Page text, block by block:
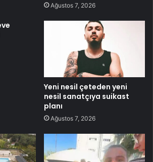
Ağustos 7, 2026
Yeni nesil çeteden yeni
nesil sanatçıya suikast
planı
Ağustos 7, 2026